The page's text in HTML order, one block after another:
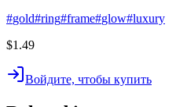
#gold#ring#frame#glow#luxury
$1.49
Войдите, чтобы купить